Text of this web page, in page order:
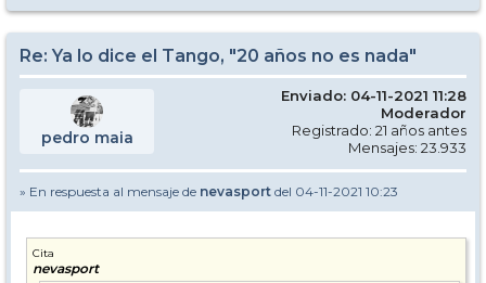
Re: Ya lo dice el Tango, "20 años no es nada"
pedro maia
Enviado: 04-11-2021 11:28
Moderador
Registrado: 21 años antes
Mensajes: 23.933
» En respuesta al mensaje de nevasport del 04-11-2021 10:23
Cita
nevasport